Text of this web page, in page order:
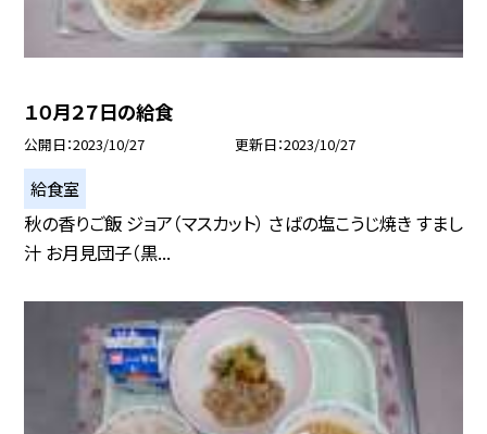
１０月２７日の給食
公開日 2023/10/27 更新日 2023/10/27
給食室
秋の香りご飯 ジョア（マスカット） さばの塩こうじ焼き すまし
汁 お月見団子（黒...